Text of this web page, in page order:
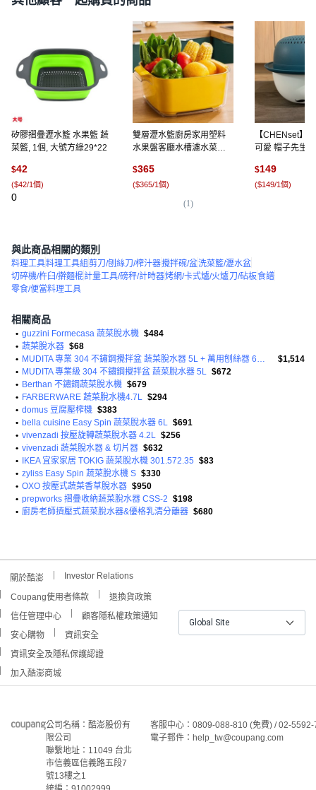
矽膠摺疊瀝水籃 水果籃 蔬
菜籃, 1個, 大號方綠29*22
$42
($42/1個)
0
雙層瀝水籃廚房家用塑料
水果盤客廳水槽濾水菜簍
號 芒果黃:如圖, 1個
$365
($365/1個)
(1)
【CHENset】
可愛 帽子先生
折疊 菜盆 水果
白,咖白, 1個
$149
($149/1個)
與此商品相關的類別
料理工具料理工具組 剪刀/刨絲刀/榨汁器攪拌碗/盆洗菜籃/瀝水盆
切碎機/杵臼/擀麵棍計量工具/磅秤/計時器烤網/卡式爐/火爐刀/砧板食譜
零食/便當料理工具
相關商品
• guzzini Formecasa 蔬菜脫水機 $484
• 蔬菜脫水器 $68
•
MUDITA 專業 304 不鏽鋼攪拌盆 蔬菜脫水器 5L + 萬用刨絲器 6件組
$1,514
• MUDITA 專業級 304 不鏽鋼攪拌盆 蔬菜脫水器 5L $672
• Berthan 不鏽鋼蔬菜脫水機 $679
• FARBERWARE 蔬菜脫水機4.7L $294
• domus 豆腐壓榨機 $383
• bella cuisine Easy Spin 蔬菜脫水器 6L $691
• vivenzadi 按壓旋轉蔬菜脫水器 4.2L $256
• vivenzadi 蔬菜脫水器 & 切片器 $632
•
IKEA 宜家家居 TOKIG 蔬菜脫水機 301.572.35 $83
• zyliss Easy Spin 蔬菜脫水機 S $330
• OXO 按壓式蔬菜香草脫水器 $950
• prepworks 摺疊收納蔬菜脫水器 CSS-2 $198
• 廚房老師擠壓式蔬菜脫水器&優格乳清分離器 $680
關於酷澎 Investor Relations
Coupang使用者條款
退換貨政策
信任管理中心
顧客隱私權政策通知
安心購物
資訊安全
資訊安全及隱私保護認證
加入酷澎商城
Global Site
公司名稱：酷澎股份有
限公司
聯繫地址：11049 台北
市信義區信義路五段7
號13樓之1
客服中心：0809-088-810 (免費) / 02-
電子郵件：help_tw@coupang.com